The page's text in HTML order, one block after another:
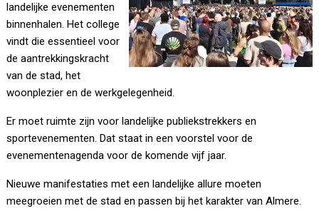
landelijke evenementen
binnenhalen. Het college
vindt die essentieel voor
de aantrekkingskracht
van de stad, het
woonplezier en de werkgelegenheid.
Er moet ruimte zijn voor landelijke publiekstrekkers en
sportevenementen. Dat staat in een voorstel voor de
evenementenagenda voor de komende vijf jaar.
Nieuwe manifestaties met een landelijke allure moeten
meegroeien met de stad en passen bij het karakter van Almere.